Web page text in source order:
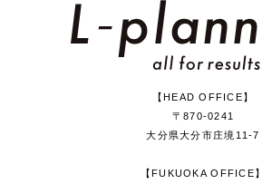
【HEAD OFFICE】
〒870-0241
大分県大分市庄境11-7
【FUKUOKA OFFICE】